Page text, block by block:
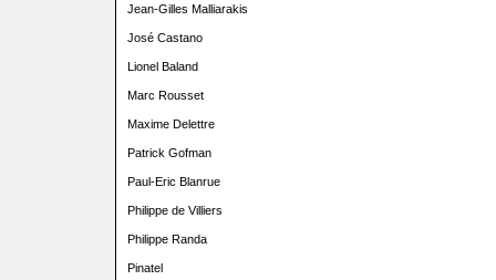
Jean-Gilles Malliarakis
José Castano
Lionel Baland
Marc Rousset
Maxime Delettre
Patrick Gofman
Paul-Eric Blanrue
Philippe de Villiers
Philippe Randa
Pinatel